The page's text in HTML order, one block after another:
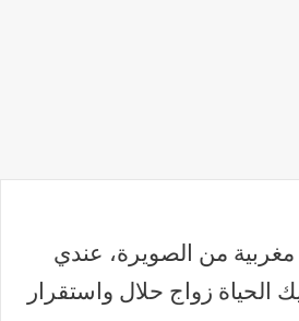
من الصويرة، عندي